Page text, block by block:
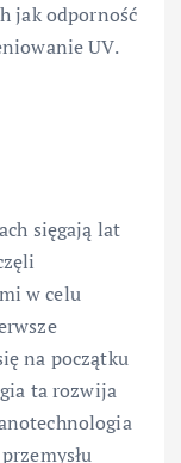
jak odporność
UV.
sięgają lat
w celu
na początku
ta rozwija